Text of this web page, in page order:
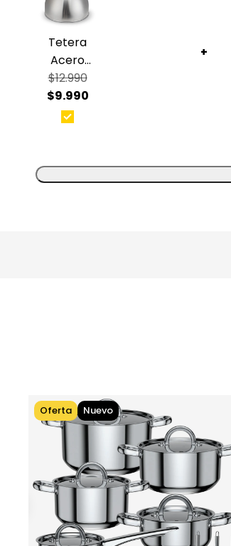
Tetera
Acero
Inoxidable
con
Mango
Selene
Wens
$12.990
$9.990
+
Oferta Nuevo